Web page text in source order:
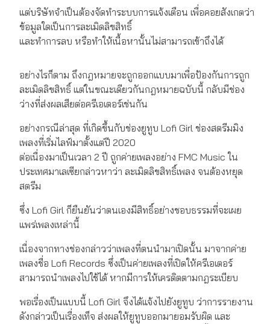
แต่บริษัทจำเป็นต้องจัดทำระบบการแจ้งเตือน เพื่อคอยสังเกตว่า
ข้อมูลใดเป็นการละเมิดลิขสิทธิ์
และทำการลบ หรือทำให้เนื้อหานั้นไม่สามารถเข้าถึงได้
อย่างไรก็ตาม ถึงกฎหมายจะถูกออกแบบมาเพื่อป้องกันการถูก
ละเมิดลิขสิทธิ์ แต่ในขณะเดียวกันกฎหมายฉบับนี้ กลับมีช่อง
ว่างที่ส่งผลเสียต่อครีเอเตอร์เช่นกัน
อย่างกรณีล่าสุด ที่เกิดขึ้นกับช่องยูทูบ Lofi Girl ช่องสตรีมมิง
เพลงที่เริ่มไลฟ์มาตั้งแต่ปี 2020
ต่อเนื่องมาเป็นเวลา 2 ปี ถูกค่ายเพลงอย่าง FMC Music ใน
ประเทศมาเลเซียกล่าวหาว่า ละเมิดลิขสิทธิ์เพลง จนต้องหยุด
สตรีม
ซึ่ง Lofi Girl ก็ยืนยันว่าตนเองมีสิทธิ์อย่างชอบธรรมที่จะเผย
แพร่เพลงเหล่านี้
เนื่องจากทางช่องกล่าวว่าเพลงที่ตนนำมาเปิดนั้น มาจากค่าย
เพลงชื่อ Lofi Records ซึ่งเป็นค่ายเพลงที่เปิดให้ครีเอเตอร์
สามารถนำเพลงไปใช้ได้ หากมีการให้เครดิตตามกฎระเบียบ
พอเรื่องเป็นแบบนี้ Lofi Girl จึงได้แจ้งไปยังยูทูบ ว่าการรายงาน
ดังกล่าวเป็นเรื่องเท็จ ส่งผลให้ยูทูบออกมายอมรับผิด และ